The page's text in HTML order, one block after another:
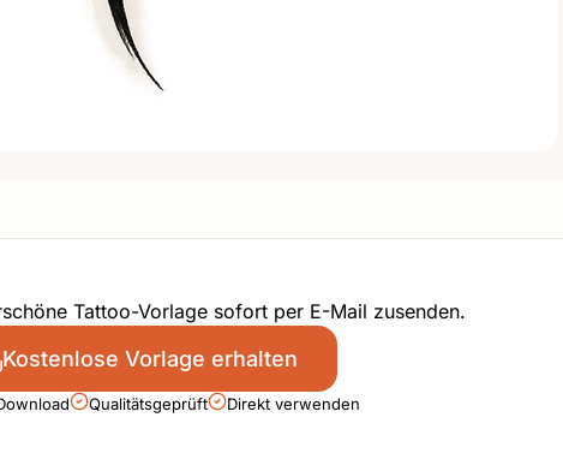
Tattoo-Vorlage sofort per E-Mail zusenden.
Kostenlose Vorlage erhalten
Qualitätsgeprüft Direkt verwenden